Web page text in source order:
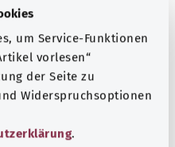
um Service-Funktionen
vorlesen“
der Seite zu
Widerspruchsoptionen
.
Beratung und Hilfe